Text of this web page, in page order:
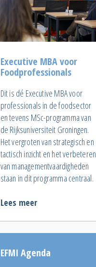
Executive MBA voor
Foodprofessionals
Dit is dé Executive MBA voor
professionals in de foodsector
en tevens MSc-programma van
de Rijksuniversiteit Groningen.
Het vergroten van strategisch en
tactisch inzicht en het verbeteren
van managementvaardigheden
staan in dit programma centraal.
Lees meer
EFMI Agenda